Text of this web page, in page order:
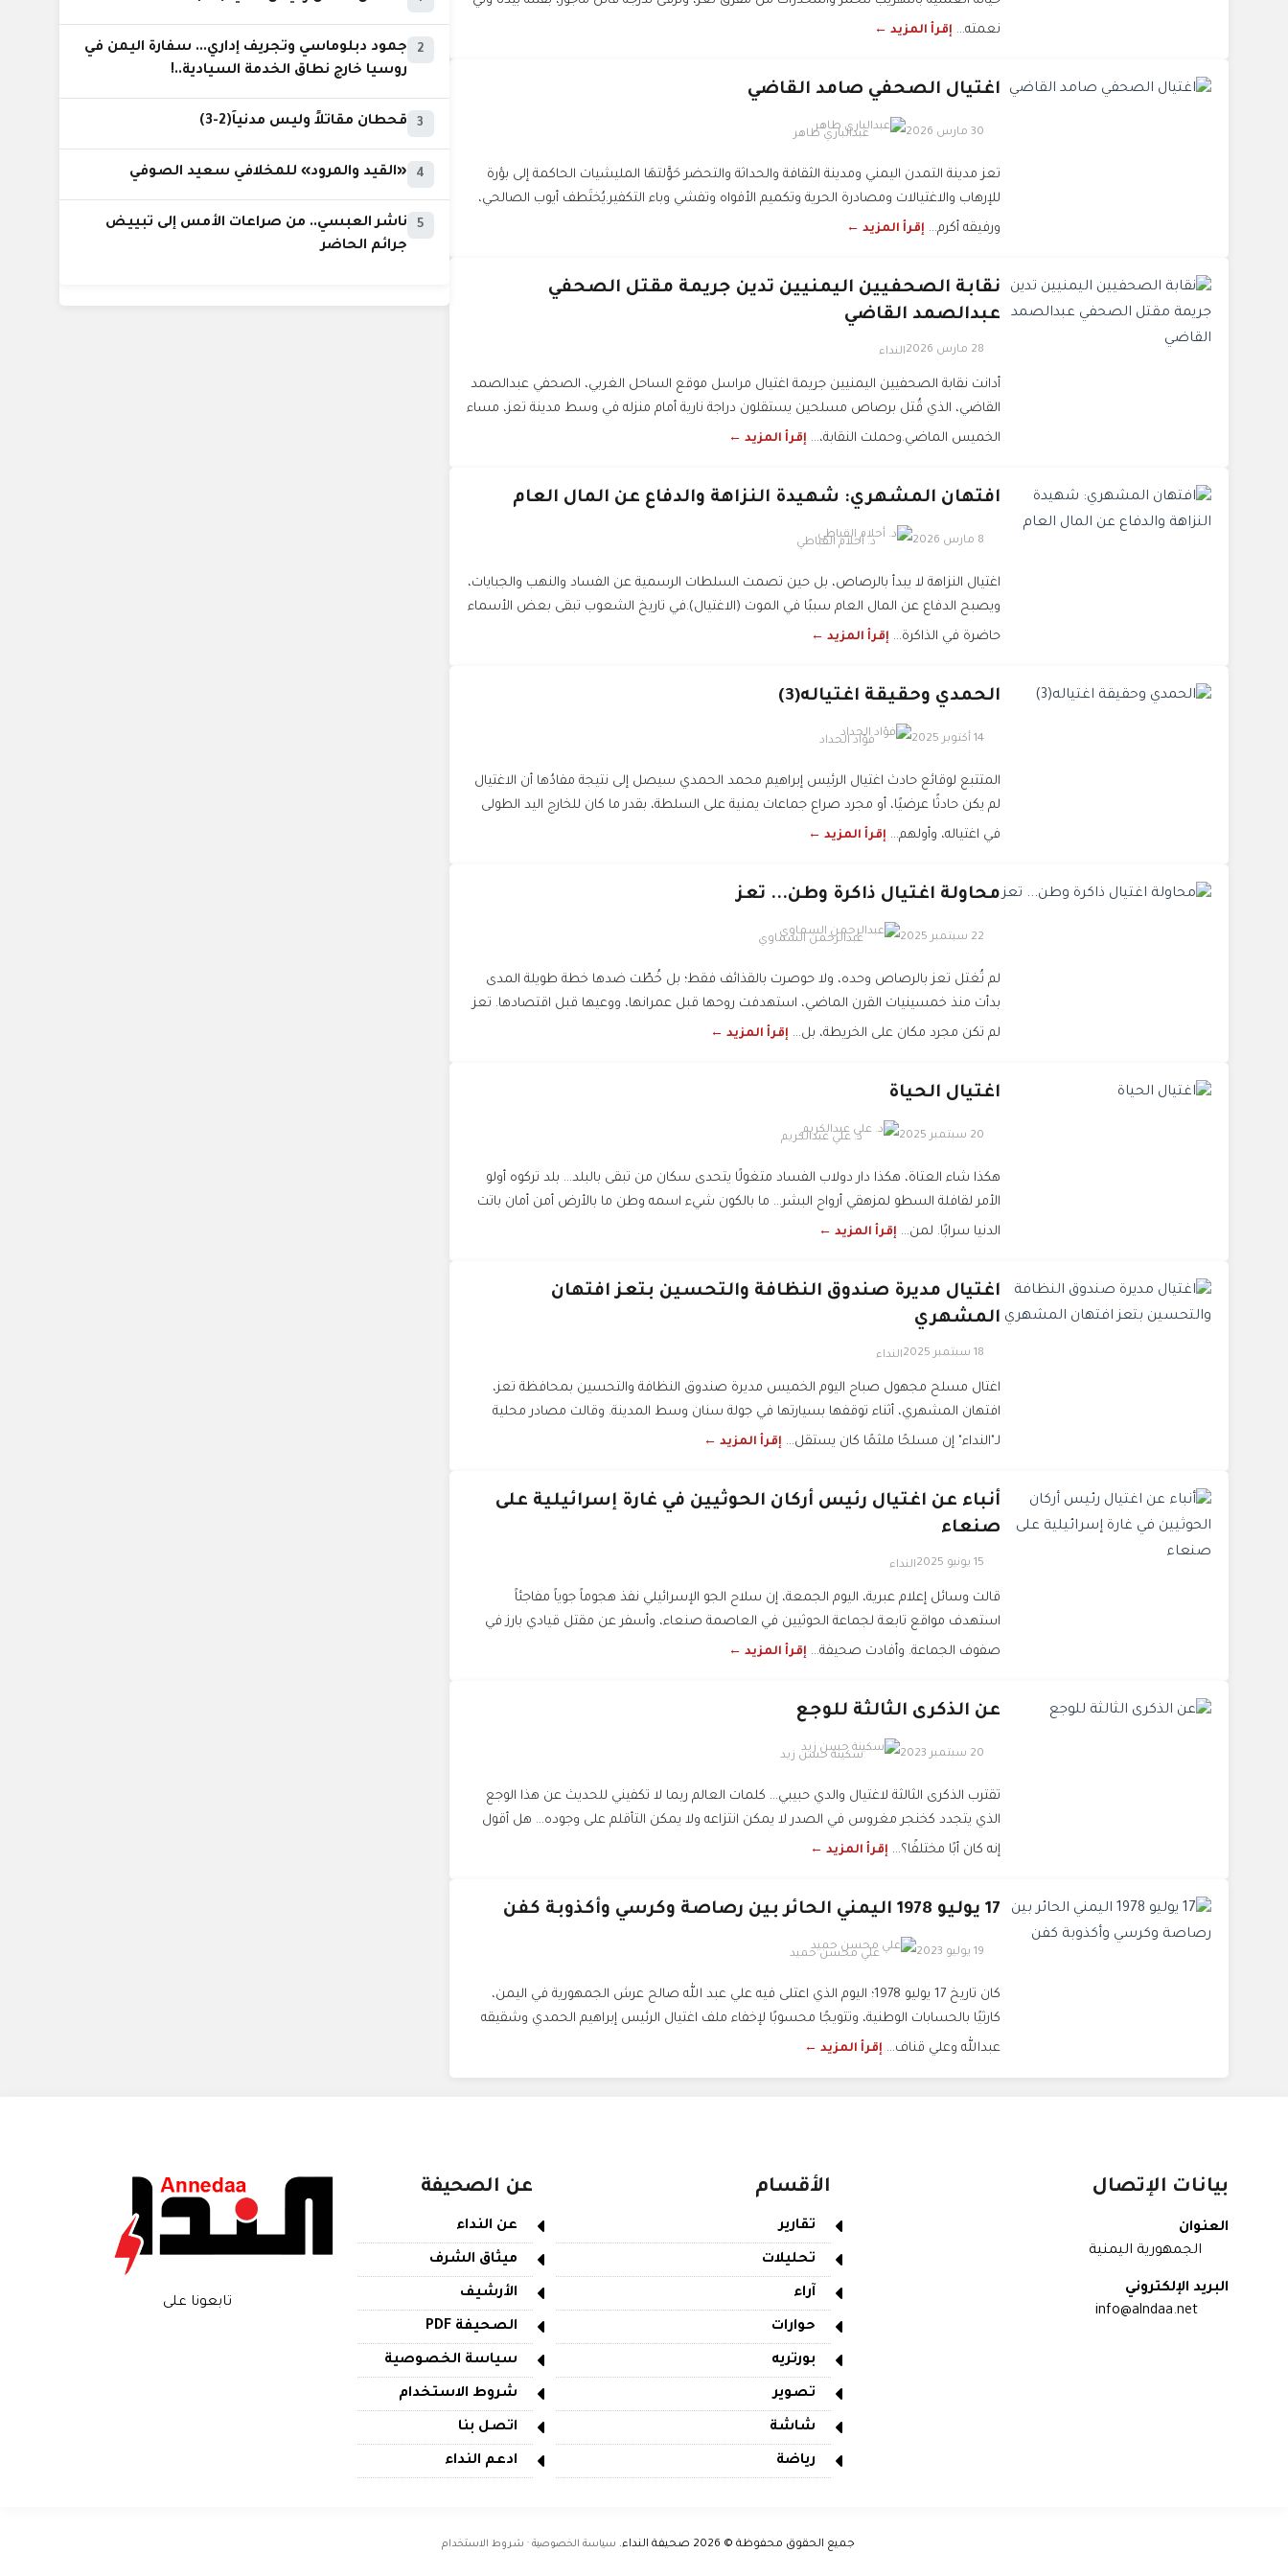
نعمته... إقرأ المزيد ←
اغتيال الصحفي صامد القاضي
30 مارس 2026 عبدالباري طاهر
تعز مدينة التمدن اليمني ومدينة الثقافة والحداثة والتحضر حَوَّلتهَا المليشيات الحاكمة إلى بؤرة
للإرهاب والاغتيالات ومصادرة الحرية وتكميم الأفواه وتفشي وباء التكفير.يُختَطف أيوب الصالحي،
ورفيقه أكرم... إقرأ المزيد ←
نقابة الصحفيين اليمنيين تدين جريمة مقتل الصحفي
عبدالصمد القاضي
28 مارس 2026 النداء
أدانت نقابة الصحفيين اليمنيين جريمة اغتيال مراسل موقع الساحل الغربي، الصحفي عبدالصمد
القاضي، الذي قُتل برصاص مسلحين يستقلون دراجة نارية أمام منزله في وسط مدينة تعز، مساء
الخميس الماضي.وحملت النقابة،... إقرأ المزيد ←
افتهان المشهري: شهيدة النزاهة والدفاع عن المال العام
8 مارس 2026 د. أحلام القباطي
اغتيال النزاهة لا يبدأ بالرصاص، بل حين تصمت السلطات الرسمية عن الفساد والنهب والجبايات،
ويصبح الدفاع عن المال العام سببًا في الموت (الاغتيال).في تاريخ الشعوب تبقى بعض الأسماء
حاضرة في الذاكرة... إقرأ المزيد ←
الحمدي وحقيقة اغتياله(3)
14 أكتوبر 2025 فؤاد الحداد
المتتبع لوقائع حادث اغتيال الرئيس إبراهيم محمد الحمدي سيصل إلى نتيجة مفادُها أن الاغتيال
لم يكن حادثًا عرضيًا، أو مجرد صراع جماعات يمنية على السلطة، بقدر ما كان للخارج اليد الطولى
في اغتياله، وأولهم... إقرأ المزيد ←
محاولة اغتيال ذاكرة وطن... تعز
22 سبتمبر 2025 عبدالرحمن السماوي
لم تُغتل تعز بالرصاص وحده، ولا حوصرت بالقذائف فقط؛ بل خُطّت ضدها خطة طويلة المدى
بدأت منذ خمسينيات القرن الماضي، استهدفت روحها قبل عمرانها، ووعيها قبل اقتصادها. تعز
لم تكن مجرد مكان على الخريطة، بل... إقرأ المزيد ←
اغتيال الحياة
20 سبتمبر 2025 د. علي عبدالكريم
هكذا شاء العتاة، هكذا دار دولاب الفساد متغولًا يتحدى سكان من تبقى بالبلد... بلد تركوه أولو
الأمر لقافلة السطو لمزهقي أرواح البشر... ما بالكون شيء اسمه وطن ما بالأرض أمن أمان باتت
الدنيا سرابًا. لمن... إقرأ المزيد ←
اغتيال مديرة صندوق النظافة والتحسين بتعز افتهان
المشهري
18 سبتمبر 2025 النداء
اغتال مسلح مجهول صباح اليوم الخميس مديرة صندوق النظافة والتحسين بمحافظة تعز،
افتهان المشهري، أثناء توقفها بسيارتها في جولة سنان وسط المدينة. وقالت مصادر محلية
لـ"النداء" إن مسلحًا ملثمًا كان يستقل... إقرأ المزيد ←
أنباء عن اغتيال رئيس أركان الحوثيين في غارة إسرائيلية على
صنعاء
15 يونيو 2025 النداء
قالت وسائل إعلام عبرية، اليوم الجمعة، إن سلاح الجو الإسرائيلي نفذ هجوماً جوياً مفاجئاً
استهدف مواقع تابعة لجماعة الحوثيين في العاصمة صنعاء، وأسفر عن مقتل قيادي بارز في
صفوف الجماعة. وأفادت صحيفة... إقرأ المزيد ←
عن الذكرى الثالثة للوجع
20 سبتمبر 2023 سكينة حسن زيد
تقترب الذكرى الثالثة لاغتيال والدي حبيبي... كلمات العالم ربما لا تكفيني للحديث عن هذا الوجع
الذي يتجدد كخنجر مغروس في الصدر لا يمكن انتزاعه ولا يمكن التأقلم على وجوده... هل أقول
إنه كان أبًا مختلفًا؟... إقرأ المزيد ←
17 يوليو 1978 اليمني الحائر بين رصاصة وكرسي وأكذوبة كفن
19 يوليو 2023 علي محسن حميد
كان تاريخ 17 يوليو 1978؛ اليوم الذي اعتلى فيه علي عبد الله صالح عرش الجمهورية في اليمن،
كارثيًا بالحسابات الوطنية، وتتويجًا محسوبًا لإخفاء ملف اغتيال الرئيس إبراهيم الحمدي وشقيقه
عبدالله وعلي قناف... إقرأ المزيد ←
2
جمود دبلوماسي وتجريف إداري... سفارة اليمن في
روسيا خارج نطاق الخدمة السيادية..!
3 قحطان مقاتلاً وليس مدنياً(2-3)
4 «القيد والمرود» للمخلافي سعيد الصوفي
5
ناشر العبسي.. من صراعات الأمس إلى تبييض
جرائم الحاضر
بيانات الإتصال
العنوان
الجمهورية اليمنية
البريد الإلكتروني
info@alndaa.net
الأقسام
تقارير
تحليلات
آراء
حوارات
بورتريه
تصوير
شاشة
رياضة
عن الصحيفة
عن النداء
ميثاق الشرف
الأرشيف
الصحيفة PDF
سياسة الخصوصية
شروط الاستخدام
اتصل بنا
ادعم النداء
تابعونا على
جميع الحقوق محفوظة © 2026 صحيفة النداء. سياسة الخصوصية · شروط الاستخدام